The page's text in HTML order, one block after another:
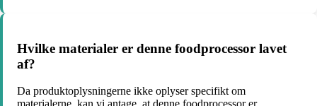
Hvilke materialer er denne foodprocessor lavet
af?
Da produktoplysningerne ikke oplyser specifikt om